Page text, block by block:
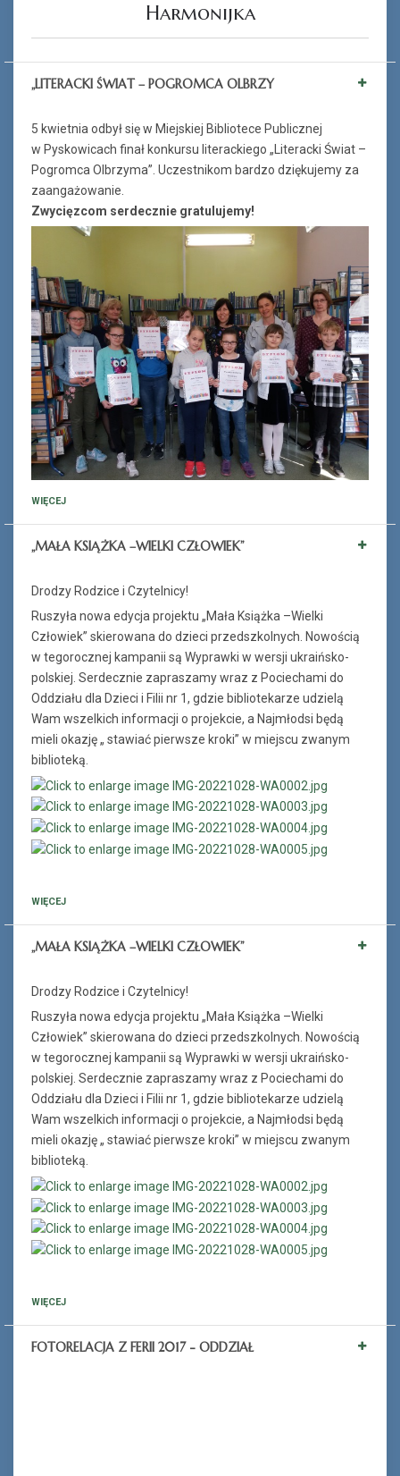
Harmonijka
„LITERACKI ŚWIAT – POGROMCA OLBRZY
5 kwietnia odbył się w Miejskiej Bibliotece Publicznej
w Pyskowicach finał konkursu literackiego „Literacki Świat –
Pogromca Olbrzyma”. Uczestnikom bardzo dziękujemy za
zaangażowanie.
Zwycięzcom serdecznie gratulujemy!
WIĘCEJ
„MAŁA KSIĄŻKA –WIELKI CZŁOWIEK”
Drodzy Rodzice i Czytelnicy!
Ruszyła nowa edycja projektu „Mała Książka –Wielki
Człowiek” skierowana do dzieci przedszkolnych. Nowością
w tegorocznej kampanii są Wyprawki w wersji ukraińsko-
polskiej. Serdecznie zapraszamy wraz z Pociechami do
Oddziału dla Dzieci i Filii nr 1, gdzie bibliotekarze udzielą
Wam wszelkich informacji o projekcie, a Najmłodsi będą
mieli okazję „ stawiać pierwsze kroki” w miejscu zwanym
biblioteką.
WIĘCEJ
„MAŁA KSIĄŻKA –WIELKI CZŁOWIEK”
Drodzy Rodzice i Czytelnicy!
Ruszyła nowa edycja projektu „Mała Książka –Wielki
Człowiek” skierowana do dzieci przedszkolnych. Nowością
w tegorocznej kampanii są Wyprawki w wersji ukraińsko-
polskiej. Serdecznie zapraszamy wraz z Pociechami do
Oddziału dla Dzieci i Filii nr 1, gdzie bibliotekarze udzielą
Wam wszelkich informacji o projekcie, a Najmłodsi będą
mieli okazję „ stawiać pierwsze kroki” w miejscu zwanym
biblioteką.
WIĘCEJ
FOTORELACJA Z FERII 2017 - ODDZIAŁ